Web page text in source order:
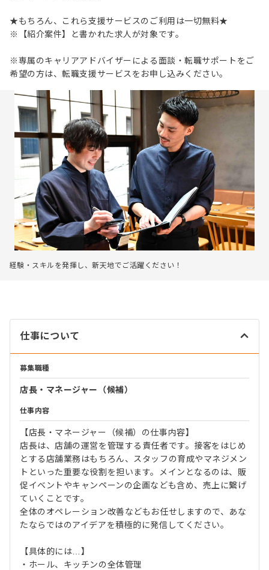
★もちろん、これら支援サービスのご利用は一切無料★
※【紹介案件】と書かれた求人が対象です。
※専属のキャリアアドバイザーによる面談・転職サポートをご
希望の方は、転職支援サービスをお申し込みください。
経験・スキルを発揮し、新天地でご活躍ください！
仕事について
募集職種
店長・マネージャー（候補）
仕事内容
【店長・マネージャー（候補）の仕事内容】
店長は、店舗の運営を管理する責任者です。接客をはじめ
とする店舗業務はもちろん、スタッフの育成やマネジメン
トといった重要な役割を担います。メインとなるのは、販
促イベントやキャンペーンの企画なども含め、売上に繋げ
ていくことです。
全体のオペレーション改善などもお任せしますので、あな
たならではのアイデアを積極的に発信してください。
【具体的には…】
・ホール、キッチンの全体管理